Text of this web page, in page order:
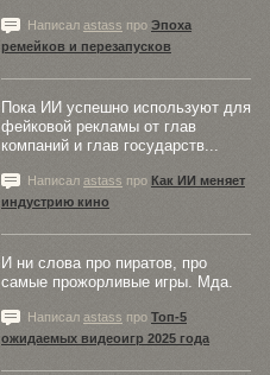
Написал astass про Эпоха
ремейков и перезапусков
Пока ИИ успешно используют для
фейковой рекламы от глав
компаний и глав государств...
Написал astass про Как ИИ меняет
индустрию кино
И ни слова про пиратов, про
самые прожорливые игры. Мда.
Написал astass про Топ-5
ожидаемых видеоигр 2025 года